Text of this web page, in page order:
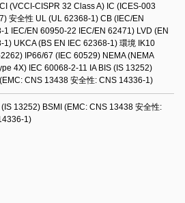
(VCCI-CISPR 32 Class A) IC (ICES-003
安全性 UL (UL 62368-1) CB (IEC/EN
1 IEC/EN 60950-22 IEC/EN 62471) LVD (EN
1) UKCA (BS EN IEC 62368-1) 環境 IK10
IP66/67 (IEC 60529) NEMA (NEMA
4X) IEC 60068-2-11 IA BIS (IS 13252)
CNS 13438 安全性: CNS 14336-1)
(IS 13252) BSMI (EMC: CNS 13438 安全性:
1)